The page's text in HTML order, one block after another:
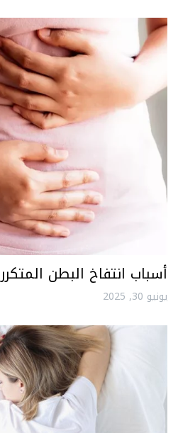
أسباب انتفاخ البطن المتكرر
يونيو 30, 2025